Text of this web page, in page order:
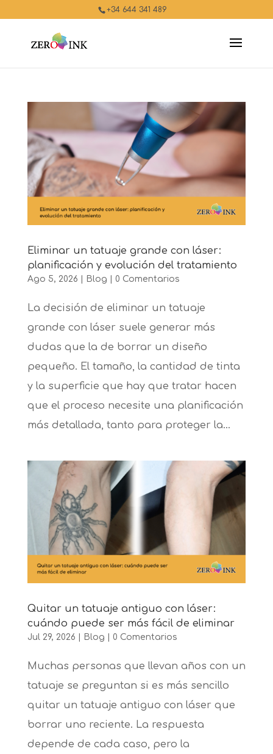
+34 644 341 489
Eliminar un tatuaje grande con láser:
planificación y evolución del tratamiento
Ago 5, 2026 Blog 0 Comentarios
La decisión de eliminar un tatuaje
grande con láser suele generar más
dudas que la de borrar un diseño
pequeño. El tamaño, la cantidad de tinta
y la superficie que hay que tratar hacen
que el proceso necesite una planificación
más detallada, tanto para proteger la...
Quitar un tatuaje antiguo con láser:
cuándo puede ser más fácil de eliminar
Jul 29, 2026 Blog 0 Comentarios
Muchas personas que llevan años con un
tatuaje se preguntan si es más sencillo
quitar un tatuaje antiguo con láser que
borrar uno reciente. La respuesta
depende de cada caso, pero la